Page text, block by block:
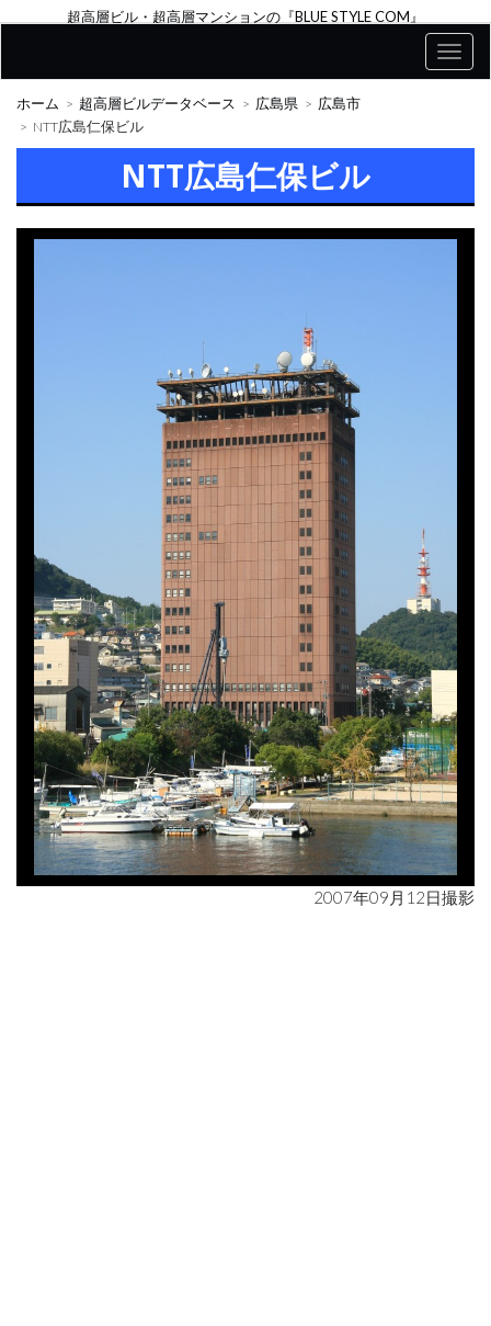
超高層ビル・超高層マンションの『BLUE STYLE COM』
ホーム 超高層ビルデータベース 広島県
広島市
NTT広島仁保ビル
NTT広島仁保ビル
2007年09月12日撮影